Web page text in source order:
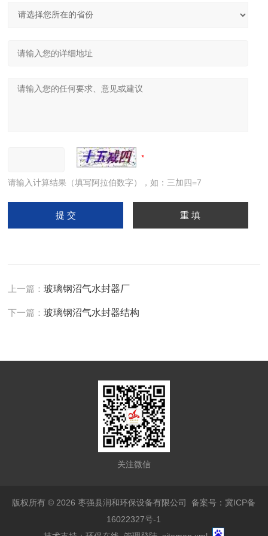
请输入计算结果（填写阿拉伯数字），如：三加四=7
上一篇：玻璃钢沼气水封器厂
下一篇：玻璃钢沼气水封器结构
关注微信
版权所有 © 2026 枣强县润和环保设备有限公司备案号：冀ICP备
16022327号-1